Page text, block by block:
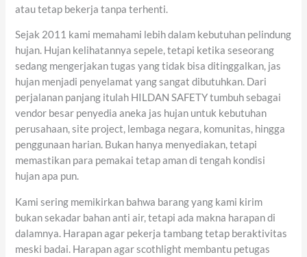
atau tetap bekerja tanpa terhenti.
Sejak 2011 kami memahami lebih dalam kebutuhan pelindung
hujan. Hujan kelihatannya sepele, tetapi ketika seseorang
sedang mengerjakan tugas yang tidak bisa ditinggalkan, jas
hujan menjadi penyelamat yang sangat dibutuhkan. Dari
perjalanan panjang itulah HILDAN SAFETY tumbuh sebagai
vendor besar penyedia aneka jas hujan untuk kebutuhan
perusahaan, site project, lembaga negara, komunitas, hingga
penggunaan harian. Bukan hanya menyediakan, tetapi
memastikan para pemakai tetap aman di tengah kondisi
hujan apa pun.
Kami sering memikirkan bahwa barang yang kami kirim
bukan sekadar bahan anti air, tetapi ada makna harapan di
dalamnya. Harapan agar pekerja tambang tetap beraktivitas
meski badai. Harapan agar scothlight membantu petugas